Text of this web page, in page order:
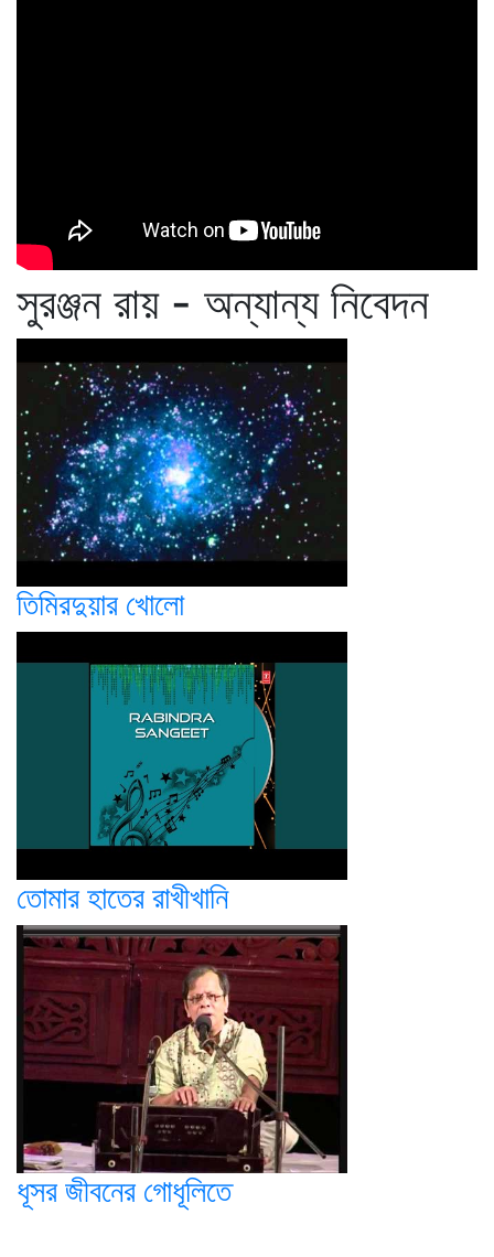
সুরঞ্জন রায় - অন্যান্য নিবেদন
তিমিরদুয়ার খোলো
তোমার হাতের রাখীখানি
ধূসর জীবনের গোধূলিতে